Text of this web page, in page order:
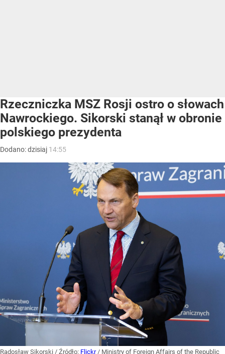
Rzeczniczka MSZ Rosji ostro o słowach
Nawrockiego. Sikorski stanął w obronie
polskiego prezydenta
Dodano:dzisiaj 14:55
Radosław Sikorski / Źródło: Flickr / Ministry of Foreign Affairs of the Republic